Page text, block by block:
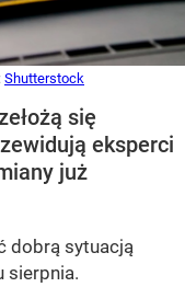
Shutterstock
się
eksperci
już
dobrą sytuacją
sierpnia.